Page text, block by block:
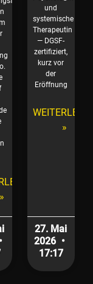
»
und
systemische
Therapeutin
— DGSF-
zertifiziert,
kurz vor
der
Eröffnung
»
27. Mai
2026
17:17